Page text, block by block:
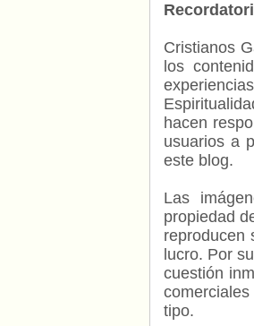
Cristianos
los
hacen
usuarios a
este blog.
Las
propiedad
reproducen
lucro. Por
cuestión
tipo.